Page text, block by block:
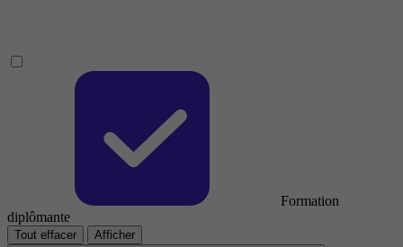
Formation
diplômante
Tout effacer Afficher